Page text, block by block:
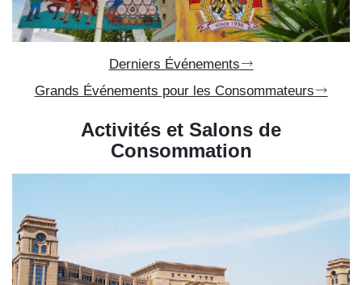
Derniers Événements
Grands Événements pour les Consommateurs
Activités et Salons de
Consommation